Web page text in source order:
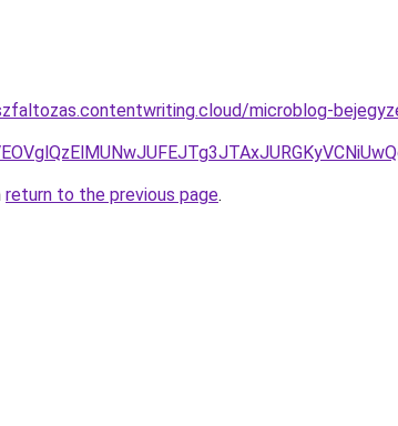
microblog-
return to the previous page.